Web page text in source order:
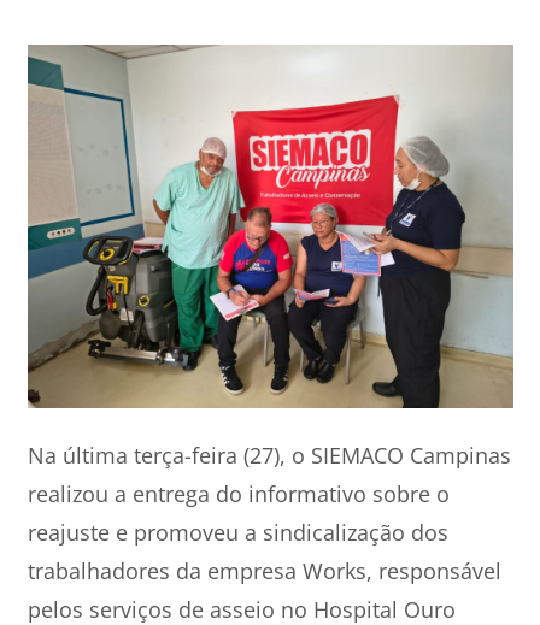
Na última terça-feira (27), o SIEMACO Campinas
realizou a entrega do informativo sobre o
reajuste e promoveu a sindicalização dos
trabalhadores da empresa Works, responsável
pelos serviços de asseio no Hospital Ouro